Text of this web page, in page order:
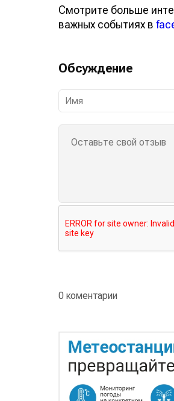
Смотрите больше
важных событиях в
Обсуждение
0 коментарии